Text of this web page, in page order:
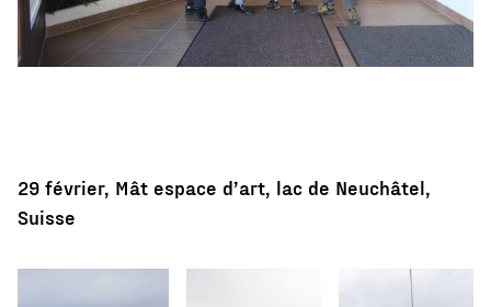
29 février, Mât espace d’art, lac de Neuchâtel,
Suisse